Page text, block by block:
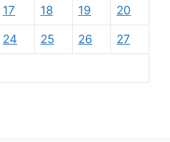
17 18 19 20
24 25 26 27